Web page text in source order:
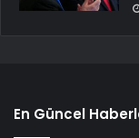
En Güncel